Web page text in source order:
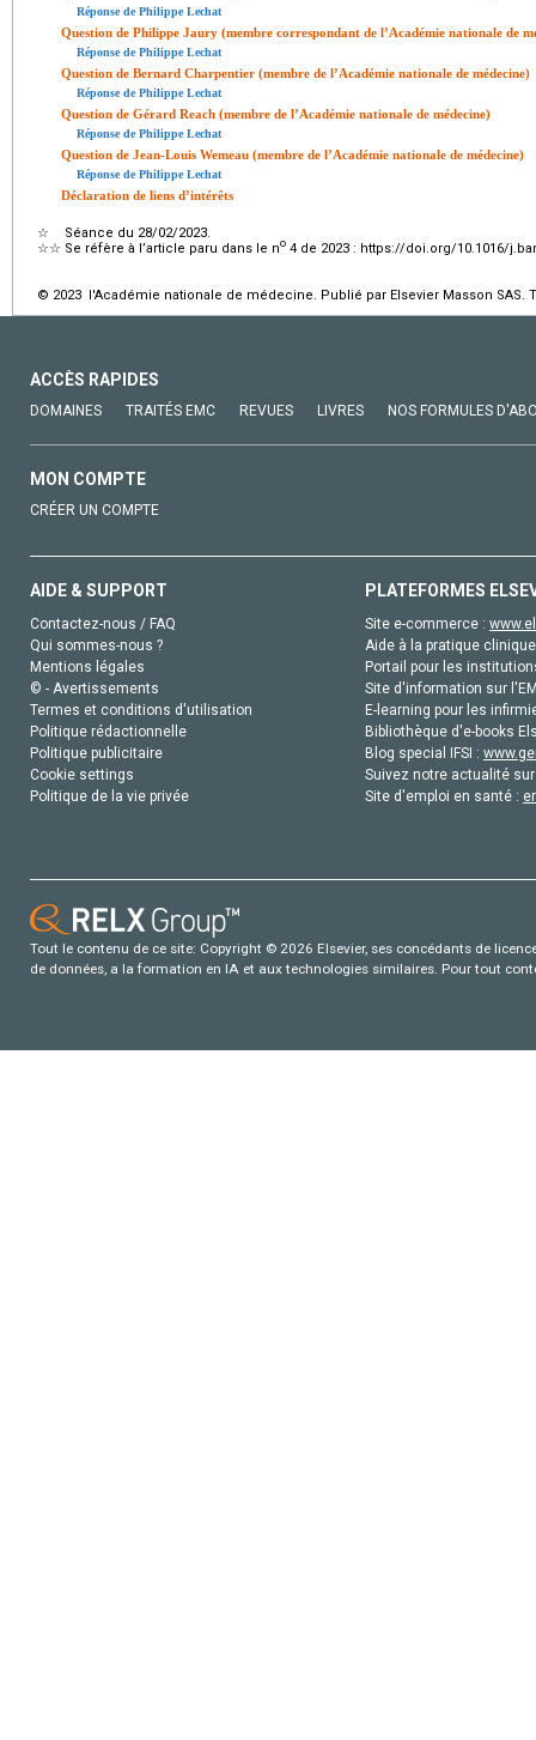
Réponse de Philippe Lechat
Question de Philippe Jaury (membre correspondant de l’Académie nationale de
Réponse de Philippe Lechat
Question de Bernard Charpentier (membre de l’Académie nationale de médecine)
Réponse de Philippe Lechat
Question de Gérard Reach (membre de l’Académie nationale de médecine)
Réponse de Philippe Lechat
Question de Jean-Louis Wemeau (membre de l’Académie nationale de médecine)
Réponse de Philippe Lechat
Déclaration de liens d’intérêts
☆
Séance du 28/02/2023.
☆☆ Se réfère à l’article paru dans le no 4 de 2023 : https://doi.org/10.1016/
© 2023 l'Académie nationale de médecine. Publié par Elsevier Masson SAS.
ACCÈS RAPIDES
DOMAINES TRAITÉS EMC REVUES LIVRES NOS FORMULES
MON COMPTE
CRÉER UN COMPTE
AIDE & SUPPORT
Contactez-nous / FAQ
Qui sommes-nous ?
Mentions légales
© - Avertissements
Termes et conditions d'utilisation
Politique rédactionnelle
Politique publicitaire
Cookie settings
Politique de la vie privée
PLATEFORMES
Site e-commerce :
Aide à la pratique
Portail pour les
Site d'information sur
E-learning pour les
Bibliothèque d'e-books
Blog special IFSI :
Suivez notre actualité
Site d'emploi en santé :
Tout le contenu de ce site: Copyright © 2026 Elsevier, ses concédants de
de données, a la formation en IA et aux technologies similaires. Pour tout